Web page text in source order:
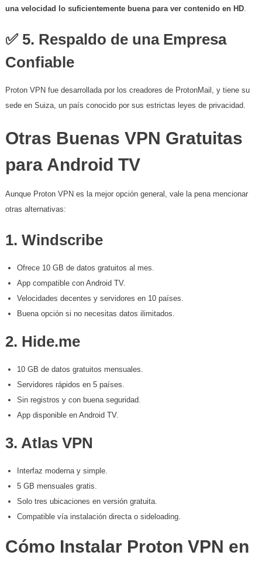
una velocidad lo suficientemente buena para ver contenido en HD.
✅ 5. Respaldo de una Empresa
Confiable
Proton VPN fue desarrollada por los creadores de ProtonMail, y tiene su
sede en Suiza, un país conocido por sus estrictas leyes de privacidad.
Otras Buenas VPN Gratuitas
para Android TV
Aunque Proton VPN es la mejor opción general, vale la pena mencionar
otras alternativas:
1. Windscribe
Ofrece 10 GB de datos gratuitos al mes.
App compatible con Android TV.
Velocidades decentes y servidores en 10 países.
Buena opción si no necesitas datos ilimitados.
2. Hide.me
10 GB de datos gratuitos mensuales.
Servidores rápidos en 5 países.
Sin registros y con buena seguridad.
App disponible en Android TV.
3. Atlas VPN
Interfaz moderna y simple.
5 GB mensuales gratis.
Solo tres ubicaciones en versión gratuita.
Compatible vía instalación directa o sideloading.
Cómo Instalar Proton VPN en